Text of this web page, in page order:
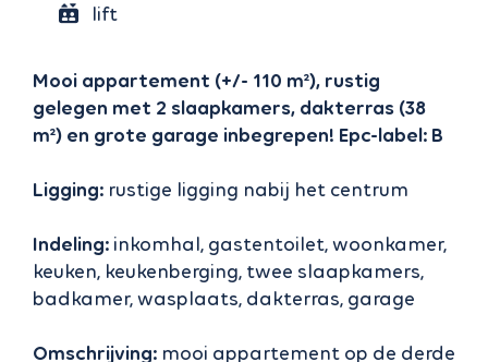
lift
Mooi appartement (+/- 110 m²), rustig
gelegen met 2 slaapkamers, dakterras (38
m²) en grote garage inbegrepen! Epc-label: B
Ligging: rustige ligging nabij het centrum
Indeling: inkomhal, gastentoilet, woonkamer,
keuken, keukenberging, twee slaapkamers,
badkamer, wasplaats, dakterras, garage
Omschrijving: mooi appartement op de derde